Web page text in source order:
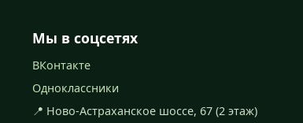
Мы в соцсетях
ВКонтакте
Одноклассники
📍 Ново-Астраханское шоссе, 67 (2 этаж)